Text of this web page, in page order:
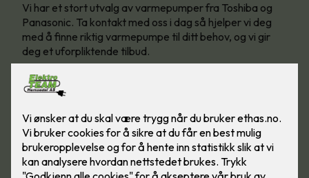
Vi har et stort utvalg av varmepumper fra Toshiba og
Panasonic. Ta kontakt med oss i dag så hjelper vi deg
med å finne riktig varmepumpe til ditt behov, og vi gir
deg et uforpliktende tilbud.